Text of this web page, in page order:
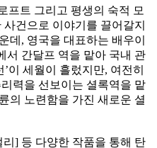
프트 그리고 평생의 숙적 모
건으로 이야기를 끌어갈지
데, 영국을 대표하는 배우이
서 간달프 역을 맡아 국내 관
이 세월이 흘렀지만, 여전히
력을 선보이는 셜록역을 맡
의 노련함을 가진 새로운 셜
] 등 다양한 작품을 통해 탄